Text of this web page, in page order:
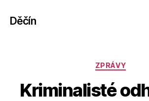
Děčín
Rubriky
ZPRÁVY
Kriminalisté